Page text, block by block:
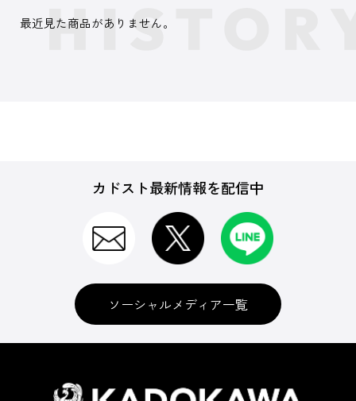
最近見た商品がありません。
カドスト最新情報を配信中
ソーシャルメディア一覧